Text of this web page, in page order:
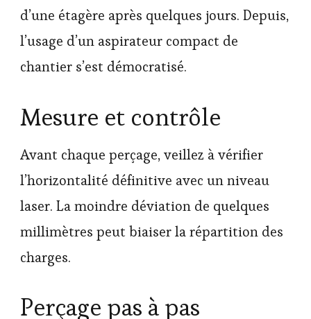
d’une étagère après quelques jours. Depuis,
l’usage d’un aspirateur compact de
chantier s’est démocratisé.
Mesure et contrôle
Avant chaque perçage, veillez à vérifier
l’horizontalité définitive avec un niveau
laser. La moindre déviation de quelques
millimètres peut biaiser la répartition des
charges.
Perçage pas à pas